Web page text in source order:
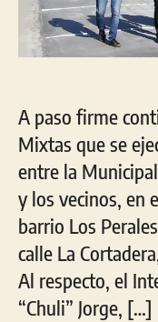
A paso firme
Mixtas que se
entre la
y los vecinos, en
barrio Los
calle La
Al respecto, el
“Chuli” Jorge, […]